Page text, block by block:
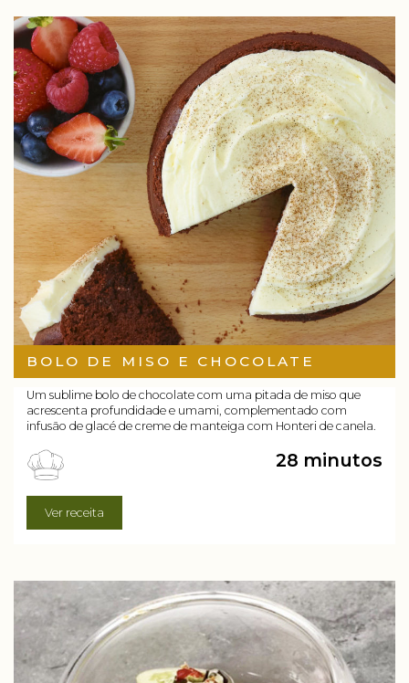
BOLO DE MISO E CHOCOLATE
Um sublime bolo de chocolate com uma pitada de miso que
acrescenta profundidade e umami, complementado com
infusão de glacé de creme de manteiga com Honteri de canela.
28 minutos
Ver receita